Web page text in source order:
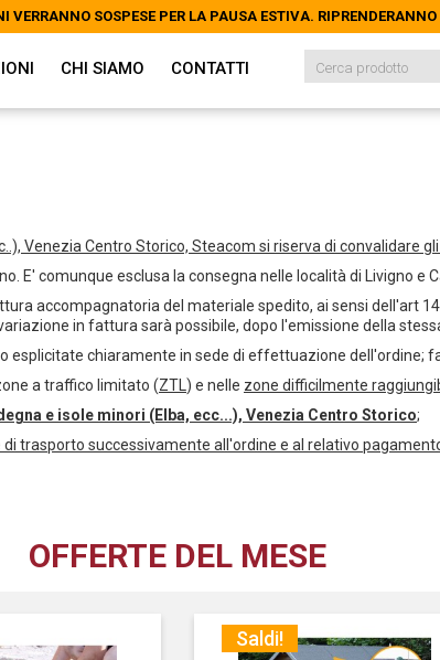
VERRANNO SOSPESE PER LA PAUSA ESTIVA.
CHI SIAMO CONTATTI
Venezia Centro Storico, Steacom si riserva di convalidare
E' comunque esclusa la consegna nelle località di Livigno e
accompagnatoria del materiale spedito, ai sensi dell'art
in fattura sarà possibile, dopo l'emissione della
esplicitate chiaramente in sede di effettuazione dell'ordine;
a traffico limitato (ZTL ) e nelle zone difficilmente
e isole minori (Elba, ecc...), Venezia Centro Storico;
trasporto successivamente all'ordine e al relativo
OFFERTE DEL MESE
Saldi!
VERRANNO SOSPESE PER LA PAUSA ESTIVA.